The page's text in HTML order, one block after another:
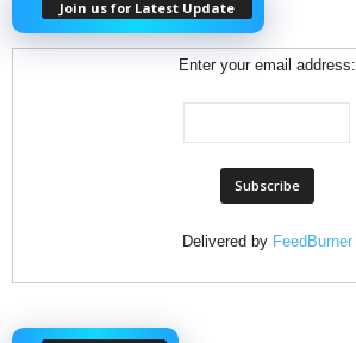
Join us for Latest Update
Enter your email address:
Delivered by FeedBurner